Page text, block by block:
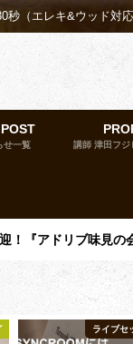
（エレキ&ウッド対応
せ一覧 講師 津田フジ
！『アドリブ味見
ライブセ